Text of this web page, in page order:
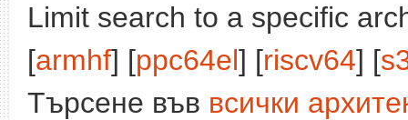
Limit search to a specific
[armhf] [ppc64el] [riscv64] [
Търсене във всички